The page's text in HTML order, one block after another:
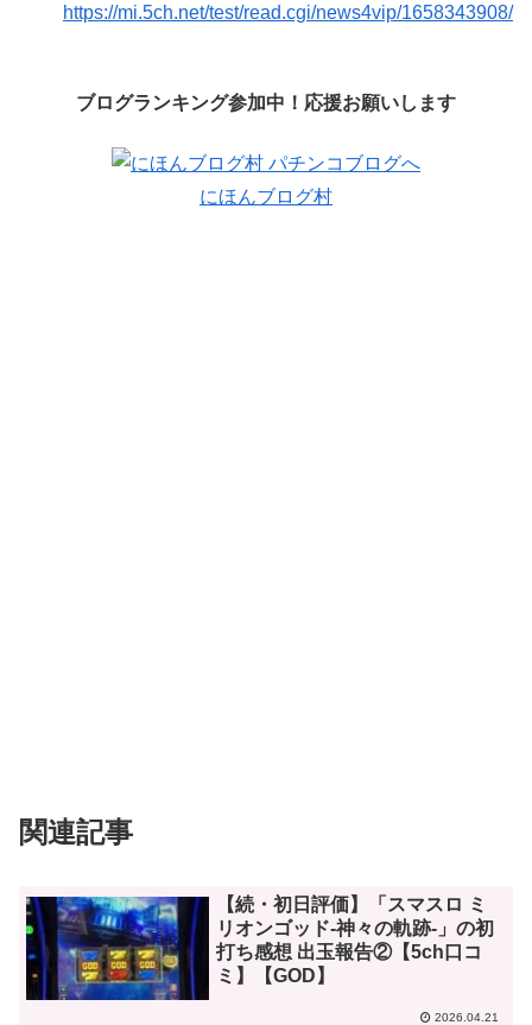
https://mi.5ch.net/test/read.cgi/news4vip/1658343908/
ブログランキング参加中！応援お願いします
にほんブログ村
関連記事
【続・初日評価】「スマスロ ミ
リオンゴッド‐神々の軌跡‐」の初
打ち感想 出玉報告②【5ch口コ
ミ】【GOD】
2026.04.21